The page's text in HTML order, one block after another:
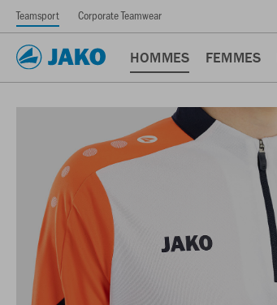
Teamsport Corporate Teamwear
HOMMES FEMMES